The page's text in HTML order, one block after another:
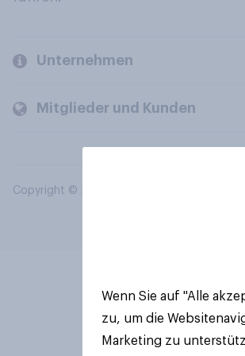
Unternehmen
Mitglieder und Kunden
Copyright © 2026 YouGov PLC. Alle Rechte
Wenn Sie auf "Alle
zu, um die
Marketing zu